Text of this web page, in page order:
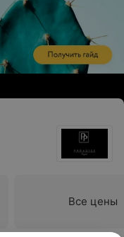
Все цены